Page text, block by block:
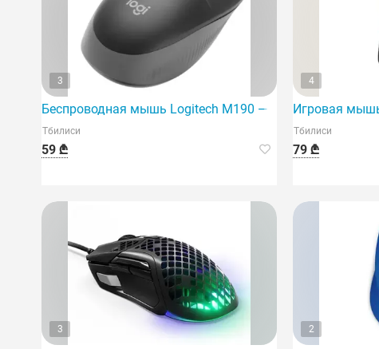
3
Беспроводная мышь Logitech M190 — идеальное
Тбилиси
59 ₾
4
Игровая
Тбилиси
79 ₾
3 2